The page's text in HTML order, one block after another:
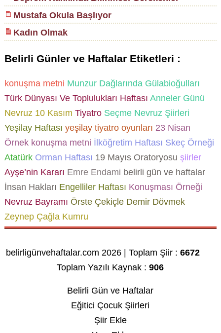
Mustafa Okula Başlıyor
Kadın Olmak
Belirli Günler ve Haftalar Etiketleri :
konuşma metni Munzur Dağlarında Gülabioğulları
Türk Dünyası Ve Toplulukları Haftası Anneler Günü
Nevruz10 Kasım TiyatroSeçme Nevruz Şiirleri
Yeşilay Haftası yeşilay tiyatro oyunları 23 Nisan
Örnek konuşma metni İlköğretim Haftası Skeç Örneği
AtatürkOrman Haftası 19 Mayıs Oratoryosu şiirler
Ayşe’nin Kararı Emre Endami belirli gün ve haftalar
İnsan Hakları Engelliler Haftası Konuşması Örneği
Nevruz Bayramı Örste Çekiçle Demir Dövmek
Zeynep Çağla Kumru
belirligünvehaftalar.com 2026 | Toplam Şiir :6672
Toplam Yazılı Kaynak :906
Belirli Gün ve Haftalar
Eğitici Çocuk Şiirleri
Şiir Ekle